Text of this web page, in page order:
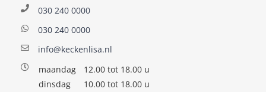
030 240 0000
030 240 0000
info@keckenlisa.nl
maandag
12.00 tot 18.00 u
dinsdag
10.00 tot 18.00 u